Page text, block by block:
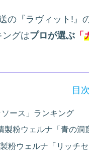
の『ラヴィット!』
ングはプロが選ぶ 「
目次
ソース」ランキング
製粉ウェルナ「青の洞
製粉ウェルナ「リッチ